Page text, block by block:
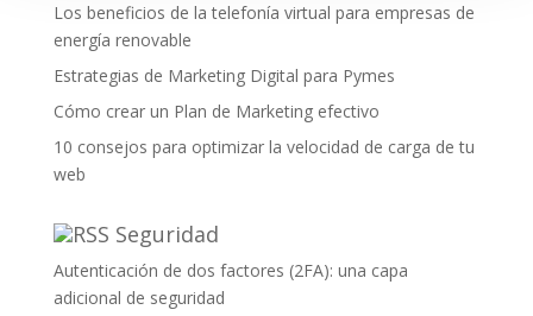
Los beneficios de la telefonía virtual para empresas de
energía renovable
Estrategias de Marketing Digital para Pymes
Cómo crear un Plan de Marketing efectivo
10 consejos para optimizar la velocidad de carga de tu
web
Seguridad
Autenticación de dos factores (2FA): una capa
adicional de seguridad